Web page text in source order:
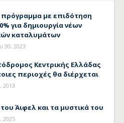
με επιδότηση
για δημιουργία νέων
καταλυμάτων
30, 2023
Κεντρικής Ελλάδας
περιοχές θα διέρχεται
2013
Άιφελ και τα μυστικά του
2025